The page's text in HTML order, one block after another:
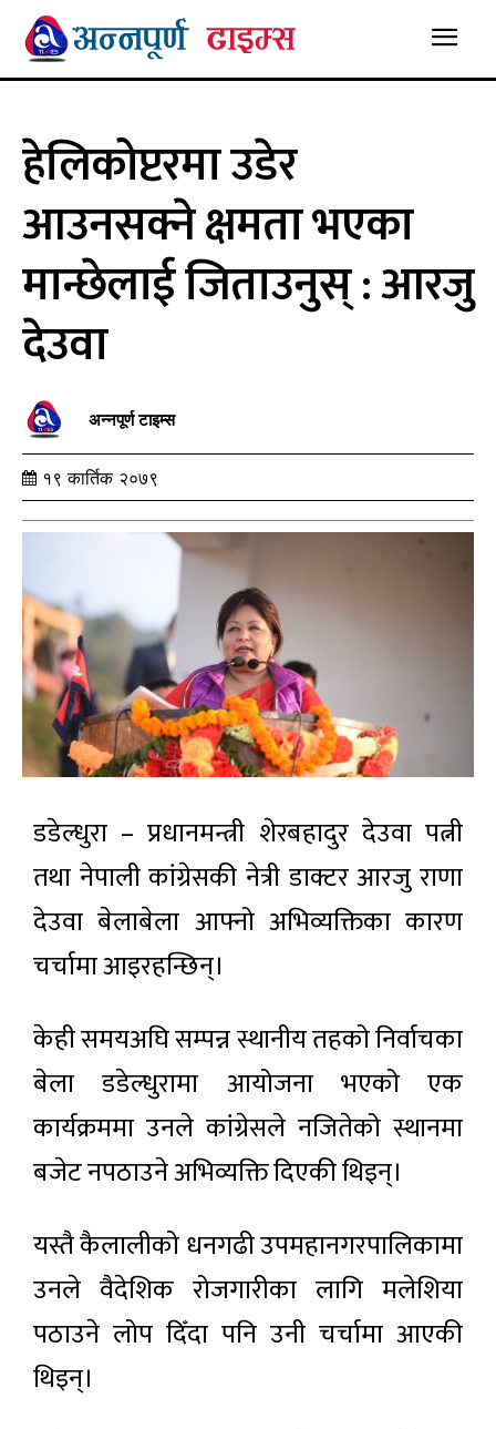
हेलिकोप्टरमा उडेर
आउनसक्ने क्षमता भएका
मान्छेलाई जिताउनुस् : आरजु
देउवा
अन्नपूर्ण टाइम्स
१९ कार्तिक २०७९
डडेल्धुरा – प्रधानमन्त्री शेरबहादुर देउवा पत्नी
तथा नेपाली कांग्रेसकी नेत्री डाक्टर आरजु राणा
देउवा बेलाबेला आफ्नो अभिव्यक्तिका कारण
चर्चामा आइरहन्छिन्।
केही समयअघि सम्पन्न स्थानीय तहको निर्वाचका
बेला डडेल्धुरामा आयोजना भएको एक
कार्यक्रममा उनले कांग्रेसले नजितेको स्थानमा
बजेट नपठाउने अभिव्यक्ति दिएकी थिइन्।
यस्तै कैलालीको धनगढी उपमहानगरपालिकामा
उनले वैदेशिक रोजगारीका लागि मलेशिया
पठाउने लोप दिँदा पनि उनी चर्चामा आएकी
थिइन्।